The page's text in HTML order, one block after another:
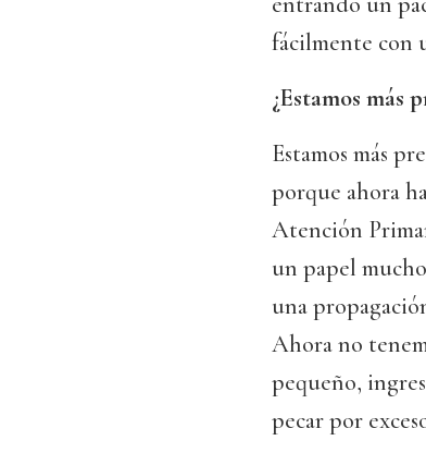
fácilmente con
¿Estamos más
Estamos más
porque ahora
Atención
un papel
una
Ahora no
pequeño,
pecar por